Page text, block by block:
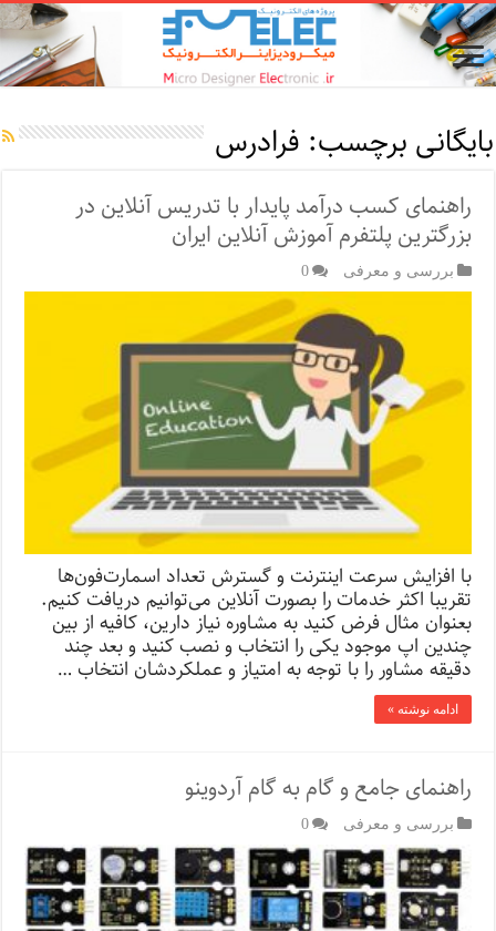
بایگانی برچسب: فرادرس
راهنمای کسب درآمد پایدار با تدریس آنلاین در
بزرگترین پلتفرم آموزش آنلاین ایران
بررسی و معرفی 0
با افزایش سرعت اینترنت و گسترش تعداد اسمارت‌فون‌ها
تقریبا اکثر خدمات را بصورت آنلاین‌ می‌توانیم دریافت کنیم.
بعنوان مثال فرض کنید به مشاوره نیاز دارین، کافیه از بین
چندین اپ موجود یکی را انتخاب و نصب کنید و بعد چند
دقیقه مشاور را با توجه به امتیاز و عملکردشان انتخاب …
ادامه نوشته »
راهنمای جامع و گام به گام آردوینو
بررسی و معرفی 0